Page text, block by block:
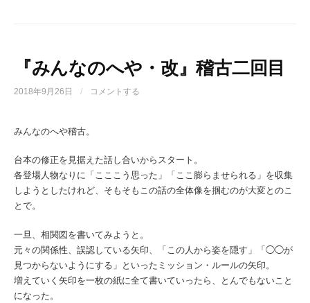
『みんなのへや・改』稽古二回目
2018年9月26日 / コメントする
みんなのへや稽古。
台本の修正を見据えた話し合いからスタート。
各登場人物なりに「こここう思った」「ここ膨らませられる」を収集
しようとしたけれど、そもそもこの話の全体像を掴むのが大変とのこ
とで。
一旦、相関図を書いてみようと。
元々の関係性、誤認している矢印、「この人から姿を隠す」「◯◯が
見つからないようにする」といったミッション・ルールの矢印。
増えていく矢印を一枚の紙に全て書いていったら、とんでもないこと
になった。